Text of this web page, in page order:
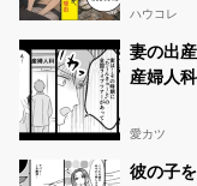
ハウコレ
妻の出
産婦人
愛カツ
彼の子